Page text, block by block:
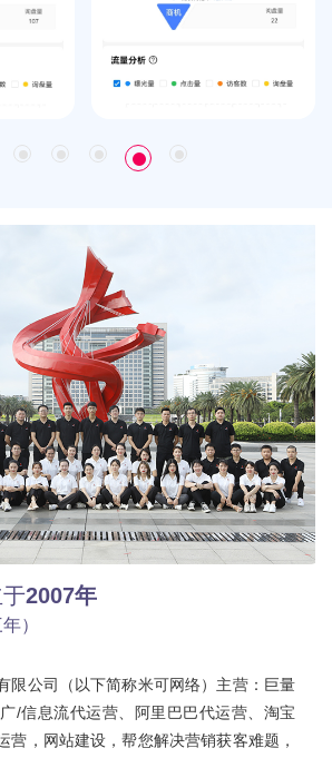
2007年
）
限公司（以下简称米可网络）主营：巨量
/信息流代运营、阿里巴巴代运营、淘宝
营，网站建设，帮您解决营销获客难题，